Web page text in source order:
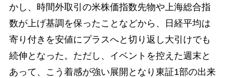
かし、時間外取引の米株価指数先物や上海総合指
数が上げ基調を保ったことなどから、日経平均は
寄り付きを安値にプラスへと切り返し大引けでも
続伸となった。ただし、イベントを控えた週末と
あって、こう着感が強い展開となり東証1部の出来